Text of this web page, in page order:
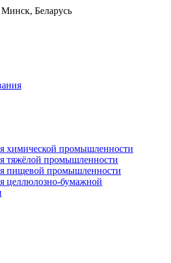
Минск, Беларусь
химической промышленности
тяжёлой промышленности
пищевой промышленности
целлюлозно-бумажной